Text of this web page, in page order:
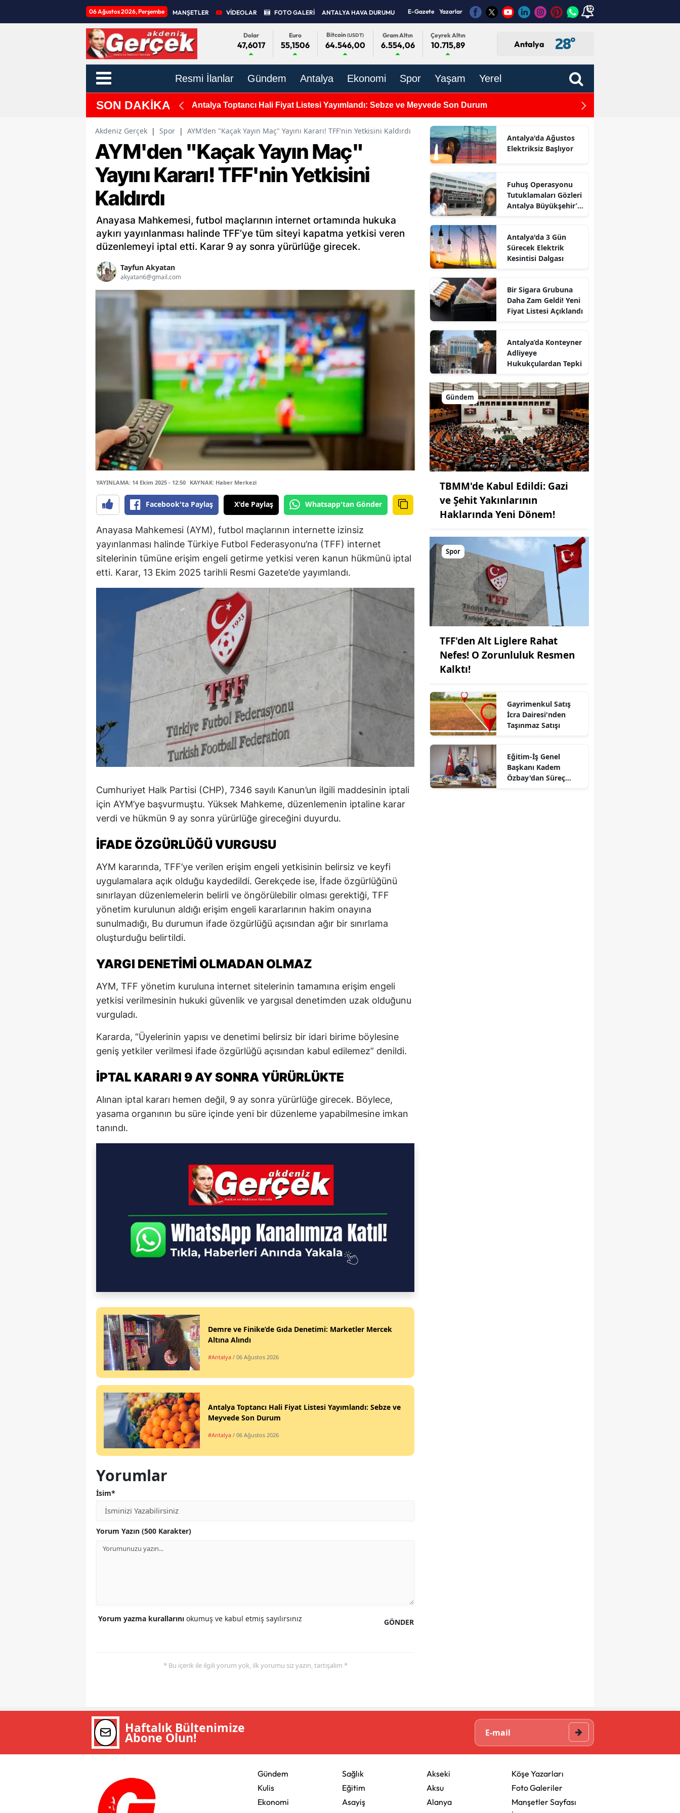
06 Ağustos 2026, Perşembe MANŞETLER VİDEOLAR FOTO GALERİ ANTALYA HAVA DURUMU E-Gazete Yazarlar 12
Dolar
47,6017
Euro
55,1506
Bitcoin(USDT)
64.546,00
Gram Altın
6.554,06
Çeyrek Altın
10.715,89 Antalya 28°
Resmi İlanlar Gündem Antalya Ekonomi Spor Yaşam Yerel
SON DAKİKA Antalya Toptancı Hali Fiyat Listesi Yayımlandı: Sebze ve Meyvede Son Durum TBMM'de Kabul Edildi:
Akdeniz Gerçek | Spor | AYM'den "Kaçak Yayın Maç" Yayını Kararı! TFF'nin Yetkisini Kaldırdı
AYM'den "Kaçak Yayın Maç"
Yayını Kararı! TFF'nin Yetkisini
Kaldırdı
Anayasa Mahkemesi, futbol maçlarının internet ortamında hukuka
aykırı yayınlanması halinde TFF’ye tüm siteyi kapatma yetkisi veren
düzenlemeyi iptal etti. Karar 9 ay sonra yürürlüğe girecek.
Tayfun Akyatan
akyatan6@gmail.com
YAYINLAMA: 14 Ekim 2025 - 12:50 KAYNAK: Haber Merkezi
Facebook'ta Paylaş X'de Paylaş Whatsapp'tan Gönder
Anayasa Mahkemesi (AYM), futbol maçlarının internette izinsiz
yayınlanması halinde Türkiye Futbol Federasyonu’na (TFF) internet
sitelerinin tümüne erişim engeli getirme yetkisi veren kanun hükmünü iptal
etti. Karar, 13 Ekim 2025 tarihli Resmi Gazete’de yayımlandı.
Cumhuriyet Halk Partisi (CHP), 7346 sayılı Kanun’un ilgili maddesinin iptali
için AYM’ye başvurmuştu. Yüksek Mahkeme, düzenlemenin iptaline karar
verdi ve hükmün 9 ay sonra yürürlüğe gireceğini duyurdu.
İFADE ÖZGÜRLÜĞÜ VURGUSU
AYM kararında, TFF’ye verilen erişim engeli yetkisinin belirsiz ve keyfi
uygulamalara açık olduğu kaydedildi. Gerekçede ise, İfade özgürlüğünü
sınırlayan düzenlemelerin belirli ve öngörülebilir olması gerektiği, TFF
yönetim kurulunun aldığı erişim engeli kararlarının hakim onayına
sunulmadığı, Bu durumun ifade özgürlüğü açısından ağır bir sınırlama
oluşturduğu belirtildi.
YARGI DENETİMİ OLMADAN OLMAZ
AYM, TFF yönetim kuruluna internet sitelerinin tamamına erişim engeli
yetkisi verilmesinin hukuki güvenlik ve yargısal denetimden uzak olduğunu
vurguladı.
Kararda, “Üyelerinin yapısı ve denetimi belirsiz bir idari birime böylesine
geniş yetkiler verilmesi ifade özgürlüğü açısından kabul edilemez” denildi.
İPTAL KARARI 9 AY SONRA YÜRÜRLÜKTE
Alınan iptal kararı hemen değil, 9 ay sonra yürürlüğe girecek. Böylece,
yasama organının bu süre içinde yeni bir düzenleme yapabilmesine imkan
tanındı.
Demre ve Finike’de Gıda Denetimi: Marketler Mercek
Altına Alındı
#Antalya / 06 Ağustos 2026
Antalya Toptancı Hali Fiyat Listesi Yayımlandı: Sebze ve
Meyvede Son Durum
#Antalya / 06 Ağustos 2026
Yorumlar
İsim*
Yorum Yazın (500 Karakter)
GÖNDER
Yorum yazma kurallarını okumuş ve kabul etmiş sayılırsınız
* Bu içerik ile ilgili yorum yok, ilk yorumu siz yazın, tartışalım *
Antalya'da Ağustos
Elektriksiz Başlıyor
Fuhuş Operasyonu
Tutuklamaları Gözleri
Antalya Büyükşehir’e
Antalya'da 3 Gün
Sürecek Elektrik
Kesintisi Dalgası
Bir Sigara Grubuna
Daha Zam Geldi! Yeni
Fiyat Listesi Açıklandı
Antalya’da Konteyner
Adliyeye
Hukukçulardan Tepki
Gündem
TBMM'de Kabul Edildi: Gazi
ve Şehit Yakınlarının
Haklarında Yeni Dönem!
Spor
TFF'den Alt Liglere Rahat
Nefes! O Zorunluluk Resmen
Kalktı!
Gayrimenkul Satış
İcra Dairesi'nden
Taşınmaz Satışı
Eğitim-İş Genel
Başkanı Kadem
Özbay'dan Süreç
Haftalık Bültenimize
Abone Olun!
Gündem
Kulis
Ekonomi
Sağlık
Eğitim
Asayiş
Akseki
Aksu
Alanya
Köşe Yazarları
Foto Galeriler
Manşetler Sayfası